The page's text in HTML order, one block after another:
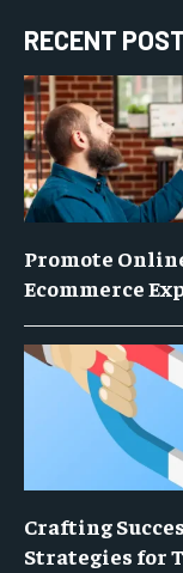
RECENT
Promote
Ecommerce
Crafting
Strategies for